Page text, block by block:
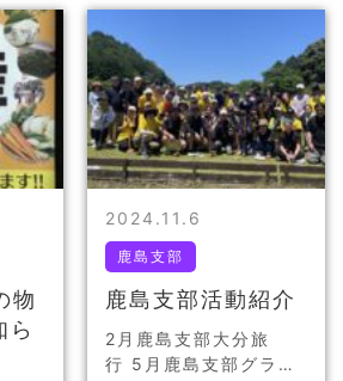
そ
物
ら
2024.11.6
鹿島支部
鹿島支部活動紹介
2月鹿島支部大分旅
行 5月鹿島支部グラウ